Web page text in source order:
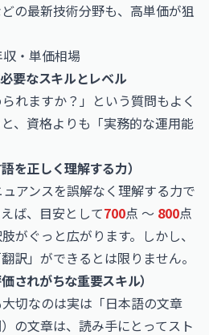
の最新技術分野も、高単価が狙
・単価相場
要なスキルとレベル
られますか？」という質問もよく
、資格よりも「実務的な運用能
を正しく理解する力）
アンスを誤解なく理解する力で
ば、目安として700点 〜 800点
がぐっと広がります。しかし、
訳」ができるとは限りません。
されがちな重要スキル）
切なのは実は「日本語の文章
の文章は、読み手にとってスト